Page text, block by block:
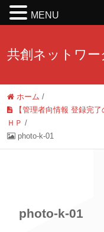
共創ネットワー
ホーム /
【管理者向情報 登録完
ＨＰ /
photo-k-01
photo-k-01
MENU